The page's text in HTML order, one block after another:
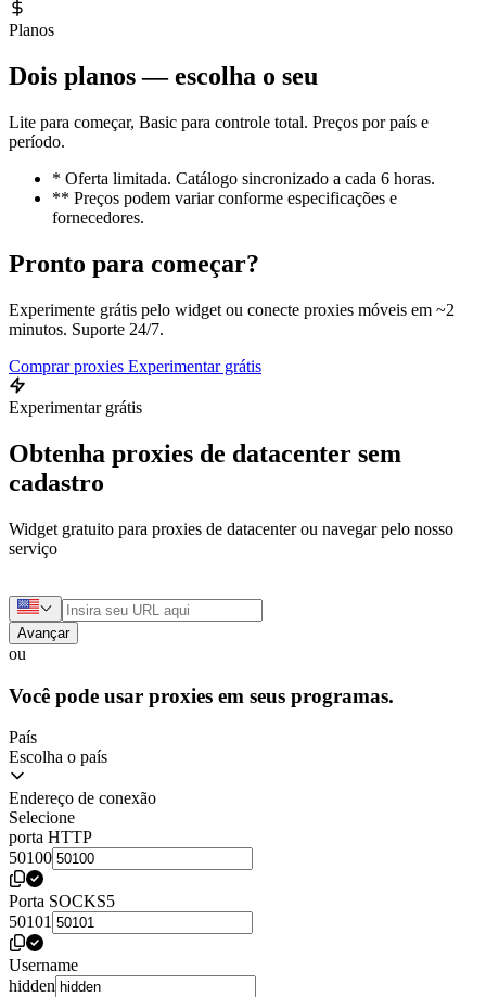
Planos
Dois planos — escolha o seu
Lite para começar, Basic para controle total. Preços por país e
período.
* Oferta limitada. Catálogo sincronizado a cada 6 horas.
** Preços podem variar conforme especificações e
fornecedores.
Pronto para começar?
Experimente grátis pelo widget ou conecte proxies móveis em ~2
minutos. Suporte 24/7.
Comprar proxies Experimentar grátis
Experimentar grátis
Obtenha proxies de datacenter sem
cadastro
Widget gratuito para proxies de datacenter ou navegar pelo nosso
serviço
Avançar
ou
Você pode usar proxies em seus programas.
País
Escolha o país
Endereço de conexão
Selecione
porta HTTP
50100
Porta SOCKS5
50101
Username
hidden